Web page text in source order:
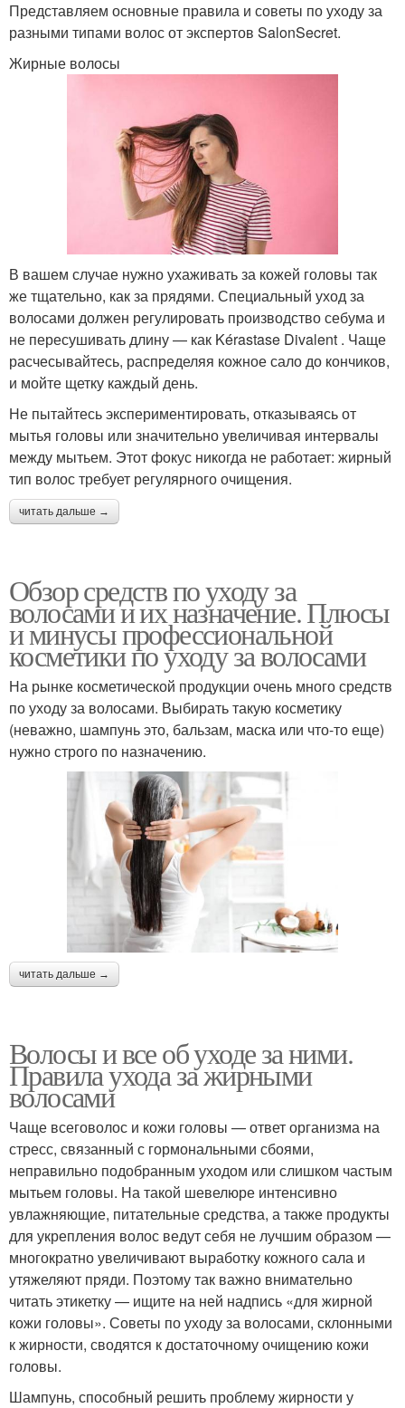
Представляем основные правила и советы по уходу за
разными типами волос от экспертов SalonSecret.
Жирные волосы
В вашем случае нужно ухаживать за кожей головы так
же тщательно, как за прядями. Специальный уход за
волосами должен регулировать производство себума и
не пересушивать длину — как Kérastase Divalent . Чаще
расчесывайтесь, распределяя кожное сало до кончиков,
и мойте щетку каждый день.
Не пытайтесь экспериментировать, отказываясь от
мытья головы или значительно увеличивая интервалы
между мытьем. Этот фокус никогда не работает: жирный
тип волос требует регулярного очищения.
читать дальше →
Обзор средств по уходу за
волосами и их назначение. Плюсы
и минусы профессиональной
косметики по уходу за волосами
На рынке косметической продукции очень много средств
по уходу за волосами. Выбирать такую косметику
(неважно, шампунь это, бальзам, маска или что-то еще)
нужно строго по назначению.
читать дальше →
Волосы и все об уходе за ними.
Правила ухода за жирными
волосами
Чаще всеговолос и кожи головы — ответ организма на
стресс, связанный с гормональными сбоями,
неправильно подобранным уходом или слишком частым
мытьем головы. На такой шевелюре интенсивно
увлажняющие, питательные средства, а также продукты
для укрепления волос ведут себя не лучшим образом —
многократно увеличивают выработку кожного сала и
утяжеляют пряди. Поэтому так важно внимательно
читать этикетку — ищите на ней надпись «для жирной
кожи головы». Советы по уходу за волосами, склонными
к жирности, сводятся к достаточному очищению кожи
головы.
Шампунь, способный решить проблему жирности у